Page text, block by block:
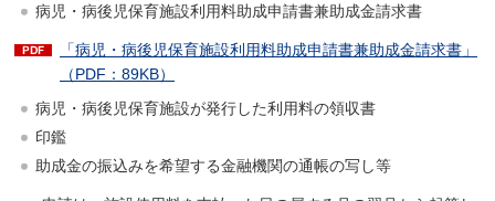
病児・病後児保育施設利用料助成申請書兼助成金請求書
「病児・病後児保育施設利用料助成申請書兼助成金請求書」
（PDF：89KB）
病児・病後児保育施設が発行した利用料の領収書
印鑑
助成金の振込みを希望する金融機関の通帳の写し等